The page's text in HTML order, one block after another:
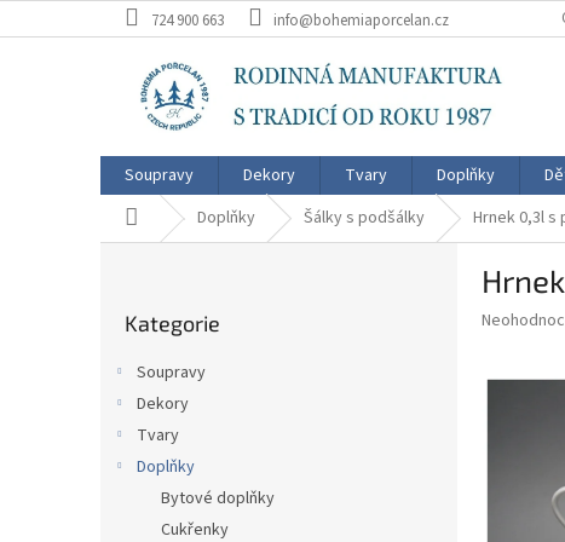
na
724 900 663 info@bohemiaporcelan.cz
Soupravy Dekory Tvary Doplňky
Domů Doplňky Šálky s podšálky Hrnek 0,3l s
kategorie
Kategorie
Soupravy
Dekory
Tvary
Doplňky
Bytové doplňky
Cukřenky
Průměrné